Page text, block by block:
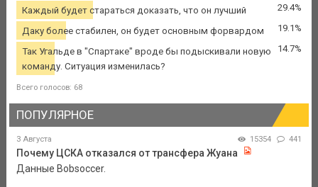
Каждый будет стараться доказать, что он лучший 29.4%
Даку более стабилен, он будет основным форвардом 19.1%
Так Угальде в "Спартаке" вроде бы подыскивали новую
команду. Ситуация изменилась?
14.7%
Всего голосов: 68
ПОПУЛЯРНОЕ
3 Августа 15354 441
Почему ЦСКА отказался от трансфера Жуана
Данные Bobsoccer.